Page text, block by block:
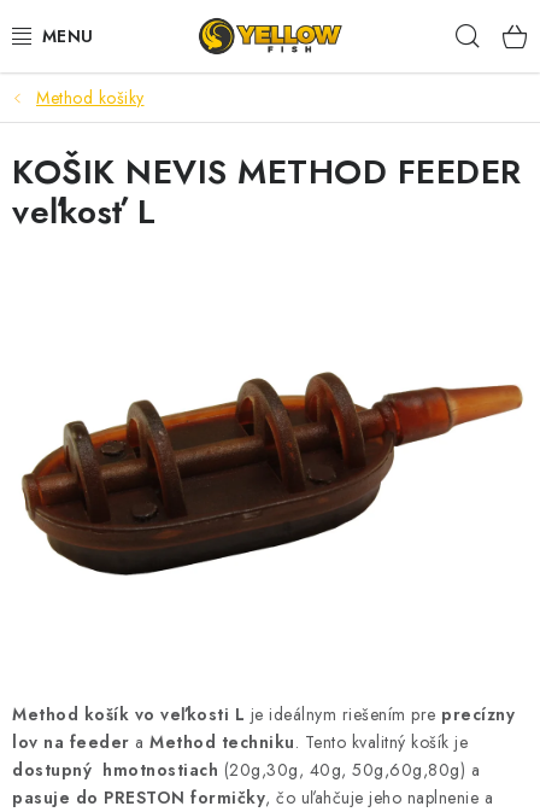
na
NOVINKY 2026
LETNÉ ZĽAVY
HALDORADO
ARÓMY
KRMIVÁ,NÁSTRAHY
BIŽUTERIA-DOPLNKY
NA STUDENÚ VODU
DARČEKOVÝ POUKAZ
Method košiky
Method košík vo veľkosti L je ideálnym riešením pre precízny
lov na feeder a Method techniku. Tento kvalitný košík je
dostupný hmotnostiach (20g,30g, 40g, 50g,60g,80g) a
pasuje do PRESTON formičky, čo uľahčuje jeho naplnenie a
KOŠIK NEVIS METHOD FEEDER
veľkosť L